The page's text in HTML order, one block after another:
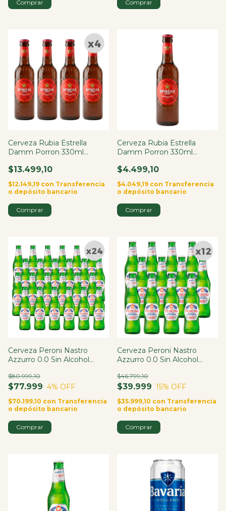
Cerveza Rubia Estrella
Damm Porron 330ml
$13.499,10
$12.149,19 con Transferencia
o depósito bancario
Cerveza Rubia Estrella
Damm Porron 330ml
$4.499,10
$4.049,19 con Transferencia
o depósito bancario
Cerveza Peroni Nastro
Azzurro 0.0 Sin Alcohol
$77.999
$80.999,10
4% OFF
$70.199,10 con Transferencia
o depósito bancario
Cerveza Peroni Nastro
Azzurro 0.0 Sin Alcohol
$39.999
$46.799,10
15% OFF
$35.999,10 con Transferencia
o depósito bancario